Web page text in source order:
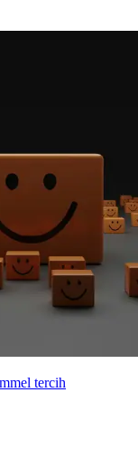
tercih